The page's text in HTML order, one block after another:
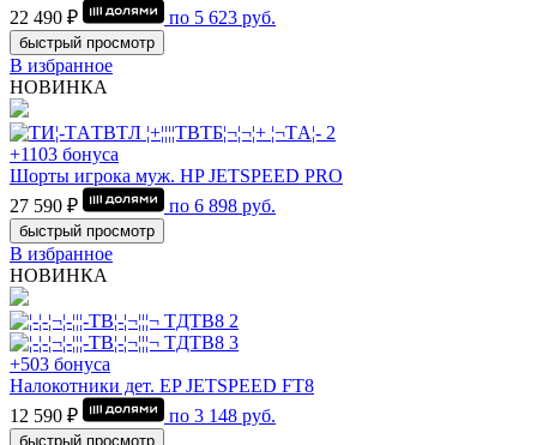
22 490 ₽
по 5 623 руб.
быстрый просмотр
В избранное
НОВИНКА
+1103 бонуса
Шорты игрока муж. HP JETSPEED PRO
27 590 ₽
по 6 898 руб.
быстрый просмотр
В избранное
НОВИНКА
+503 бонуса
Налокотники дет. EP JETSPEED FT8
12 590 ₽
по 3 148 руб.
быстрый просмотр